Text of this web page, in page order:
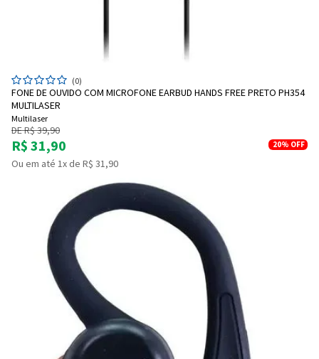
(0)
FONE DE OUVIDO COM MICROFONE EARBUD HANDS FREE PRETO PH354
MULTILASER
Multilaser
DE R$ 39,90
R$ 31,90 20% OFF
Ou em até 1x de R$ 31,90